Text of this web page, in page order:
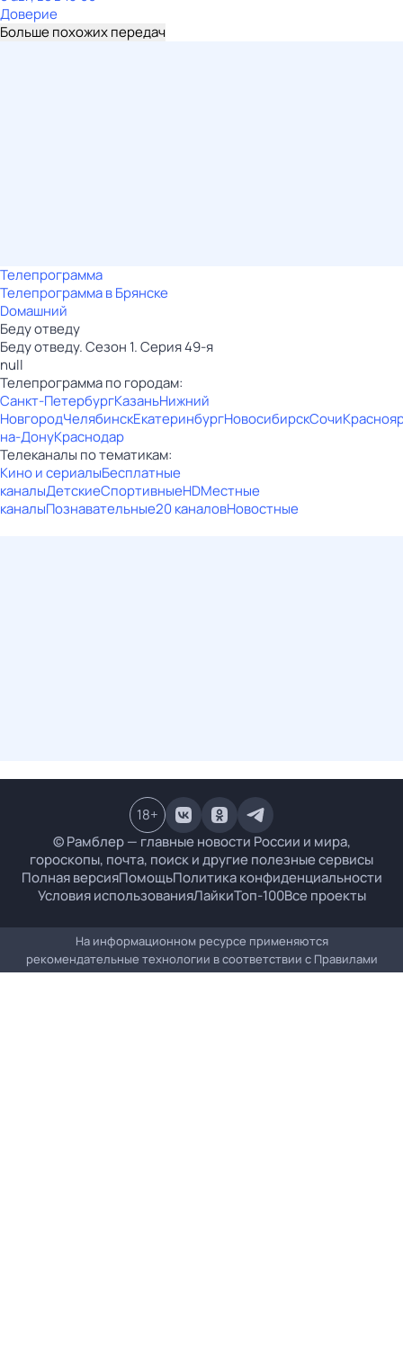
Доверие
Больше похожих передач
Телепрограмма
Телепрограмма в Брянске
Dомашний
Беду отведу
Беду отведу. Сезон 1. Серия 49-я
null
Телепрограмма по городам:
Санкт-ПетербургКазаньНижний
НовгородЧелябинскЕкатеринбургНовосибирскСочи
на-ДонуКраснодар
Телеканалы по тематикам:
Кино и сериалыБесплатные
каналыДетскиеСпортивныеHDМестные
каналыПознавательные20 каналовНовостные
© Рамблер — главные новости России и мира,
гороскопы, почта, поиск и другие полезные сервисы
Полная версияПомощьПолитика конфиденциальности
Условия использованияЛайкиТоп-100Все проекты
18+
На информационном ресурсе применяются
рекомендательные технологии в соответствии с Правилами